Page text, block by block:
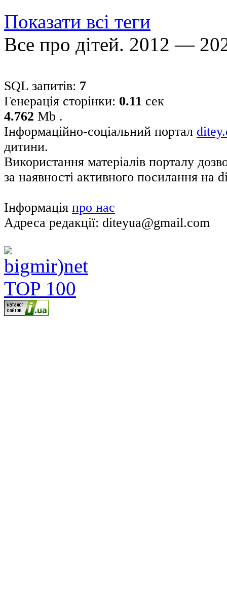
Показати всі теги
Все про дітей. 2012 —
SQL запитів: 7
Генерація сторінки: 0.11 сек
4.762 Mb .
Інформаційно-соціальний портал
дитини.
Використання матеріалів порталу
за наявності активного посилання на
Інформація про нас
Адреса редакції: diteyua@gmail.com